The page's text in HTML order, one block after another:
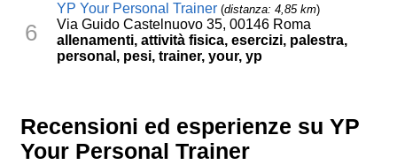
6
YP Your Personal Trainer (distanza: 4,85 km)
Via Guido Castelnuovo 35, 00146 Roma
allenamenti, attività fisica, esercizi, palestra,
personal, pesi, trainer, your, yp
Recensioni ed esperienze su YP
Your Personal Trainer